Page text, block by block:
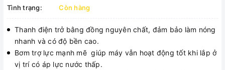
Tình trạng:
Còn hàng
Thanh điện trở bằng đồng nguyên chất, đảm bảo làm nóng
nhanh và có độ bền cao.
Bơm trợ lực mạnh mẽ giúp máy vẫn hoạt động tốt khi lắp ở
vị trí có áp lực nước thấp.